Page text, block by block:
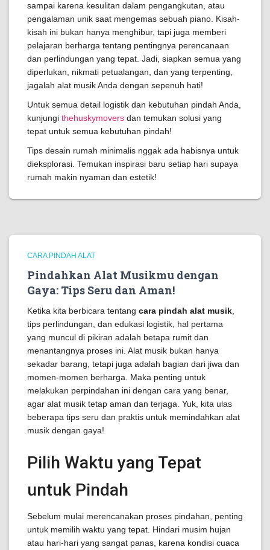
sampai karena kesulitan dalam pengangkutan, atau
pengalaman unik saat mengemas sebuah piano. Kisah-
kisah ini bukan hanya menghibur, tapi juga memberi
pelajaran berharga tentang pentingnya perencanaan
dan perlindungan yang tepat. Jadi, siapkan semua yang
diperlukan, nikmati petualangan, dan yang terpenting,
jagalah alat musik Anda dengan sepenuh hati!
Untuk semua detail logistik dan kebutuhan pindah Anda,
kunjungi thehuskymovers dan temukan solusi yang
tepat untuk semua kebutuhan pindah!
Tips desain rumah minimalis nggak ada habisnya untuk
dieksplorasi. Temukan inspirasi baru setiap hari supaya
rumah makin nyaman dan estetik!
CARA PINDAH ALAT
Pindahkan Alat Musikmu dengan
Gaya: Tips Seru dan Aman!
Ketika kita berbicara tentang cara pindah alat musik
tips perlindungan, dan edukasi logistik, hal pertama
yang muncul di pikiran adalah betapa rumit dan
menantangnya proses ini. Alat musik bukan hanya
sekadar barang, tetapi juga adalah bagian dari jiwa dan
momen-momen berharga. Maka penting untuk
melakukan perpindahan ini dengan cara yang benar,
agar alat musik tetap aman dan terjaga. Yuk, kita ulas
beberapa tips seru dan praktis untuk memindahkan alat
musik dengan gaya!
Pilih Waktu yang Tepat
untuk Pindah
Sebelum mulai merencanakan proses pindahan, penting
untuk memilih waktu yang tepat. Hindari musim hujan
atau hari-hari yang sangat panas, karena kondisi cuaca